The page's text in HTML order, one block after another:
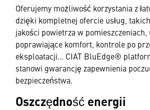
Oferujemy możliwość korzystania z
dzięki kompletnej ofercie usług,
jakości powietrza w pomieszczeniach,
poprawiające komfort, kontrole po
eksploatacji... CIAT BluEdge®
stanowi gwarancję zapewnienia
bezpieczeństwa.
Oszczędność energii